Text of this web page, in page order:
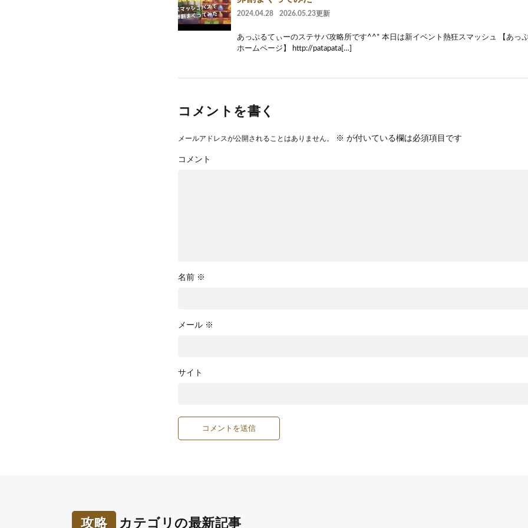
2024.04.28 2026.05.23更新
あっぷるてぃーのステサバ攻略所です^^* 本日は新イベント熱狂スマッシュ 【あっ
ホームページ】 http://patapata[…]
コメントを書く
メールアドレスが公開されることはありません。 ※ が付いている欄は必須項目です
コメント
名前 ※
メール ※
サイト
攻略 カテゴリの最新記事